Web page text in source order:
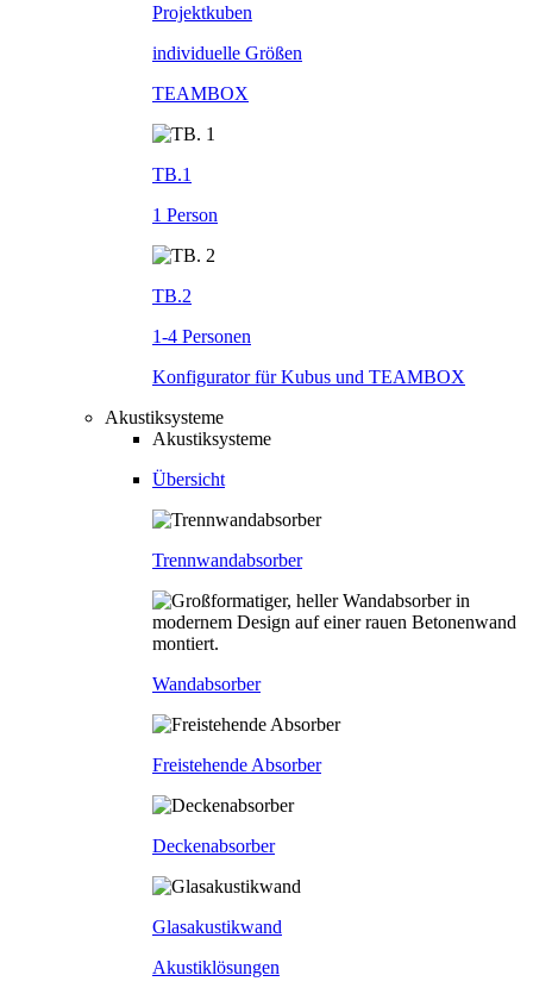
Projektkuben
individuelle Größen
TEAMBOX
TB.1
1 Person
TB.2
1-4 Personen
Konfigurator für Kubus und TEAMBOX
Akustiksysteme
Akustiksysteme
Übersicht
Trennwandabsorber
Wandabsorber
Freistehende Absorber
Deckenabsorber
Glasakustikwand
Akustiklösungen